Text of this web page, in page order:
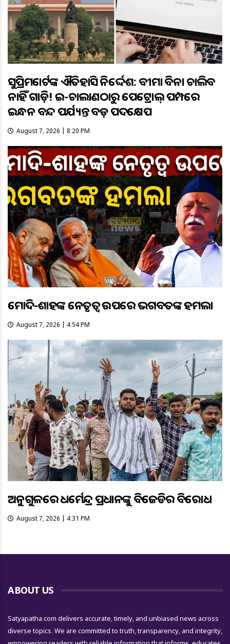
ସୁପ୍ରିମକୋର୍ଟଙ୍କ ଐତିହାସିକ ନିର୍ଦ୍ଦେଶ: ବୀମା ବିନା ଚାଲିବ
ନାହିଁ ଗାଡ଼ି! ଇ-ଚାଲାଣଠାରୁ ପେଟ୍ରୋଲ୍ ପମ୍ପରେ
ଇନ୍ଧନ ବନ୍ଦ ପର୍ଯ୍ୟନ୍ତ ବଡ଼ ପଦକ୍ଷେପ
August 7, 2026 | 8:20 PM
ମୋଦି-ଶାହଙ୍କ ନେତୃତ୍ୱ ଉପରେ ଭଗବତଙ୍କ ହମଲା
August 7, 2026 | 4:54 PM
ଅନୁଗୁଳରେ ଧର୍ମେନ୍ଦ୍ର ପ୍ରଧାନଙ୍କୁ ବିଜେଡିର ବିରୋଧ
August 7, 2026 | 4:31 PM
ABOUT US
Satyapatha.com delivers accurate, timely, and unbiased news across
diverse topics. We are committed to truth, transparency, and integrity,